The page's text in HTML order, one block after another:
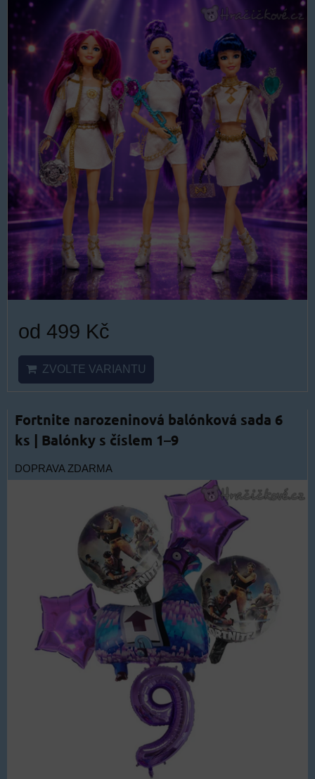
od 499 Kč
ZVOLTE VARIANTU
Fortnite narozeninová balónková sada 6
ks | Balónky s číslem 1–9
DOPRAVA ZDARMA